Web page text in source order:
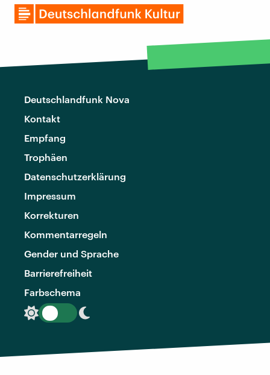
Deutschlandfunk Nova
Kontakt
Empfang
Trophäen
Datenschutzerklärung
Impressum
Korrekturen
Kommentarregeln
Gender und Sprache
Barrierefreiheit
Farbschema